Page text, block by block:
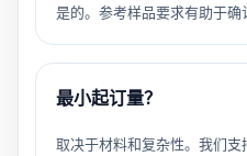
是的。参考样品要求有助于确
最小起订量？
取决于材料和复杂性。我们